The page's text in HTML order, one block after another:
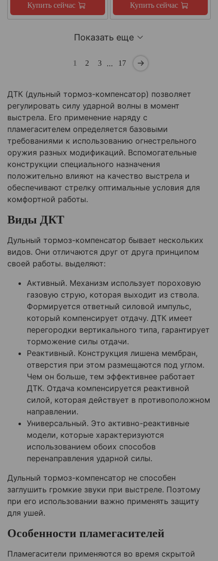
Купить сейчас Купить сейчас
Показать еще
1 2 3 … 17
ДТК (дульный тормоз-компенсатор) позволяет
регулировать силу ударной волны в момент
выстрела. Его применение наряду с
пламегасителем определяется базовыми
требованиями к использованию огнестрельного
оружия разных модификаций. Вспомогательные
конструкции специального назначения
положительно влияют на качество выстрела и
обеспечивают стрелку оптимальные условия для
комфортной работы.
Виды ДКТ
Дульный тормоз-компенсатор бывает нескольких
видов. Они отличаются друг от друга принципом
своей работы. выделяют:
Активный. Механизм использует пороховую
газовую струю, которая выходит из ствола.
Формируется ответный силовой импульс,
который компенсирует отдачу. ДТК имеет
перегородки вертикального типа, гарантирует
торможение силы отдачи.
Реактивный. Конструкция лишена мембран,
отверстия при этом размещаются под углом.
Чем он больше, тем эффективнее работает
ДТК. Отдача компенсируется реактивной
силой, которая действует в противоположном
направлении.
Универсальный. Это активно-реактивные
модели, которые характеризуются
использованием обоих способов
перенаправления ударной силы.
Дульный тормоз-компенсатор не способен
заглушить громкие звуки при выстреле. Поэтому
при его использовании важно применять защиту
для ушей.
Особенности пламегасителей
Пламегасители применяются во время скрытой